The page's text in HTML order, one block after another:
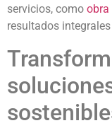
servicios, como obra
resultados